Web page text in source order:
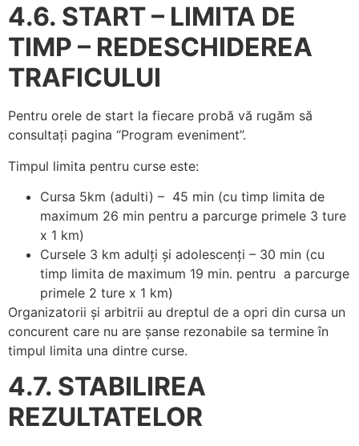
4.6. START – LIMITA DE
TIMP – REDESCHIDEREA
TRAFICULUI
Pentru orele de start la fiecare probă vă rugăm să
consultați pagina “Program eveniment”.
Timpul limita pentru curse este:
Cursa 5km (adulti) – 45 min (cu timp limita de
maximum 26 min pentru a parcurge primele 3 ture
x 1 km)
Cursele 3 km adulți și adolescenți – 30 min (cu
timp limita de maximum 19 min. pentru a parcurge
primele 2 ture x 1 km)
Organizatorii și arbitrii au dreptul de a opri din cursa un
concurent care nu are șanse rezonabile sa termine în
timpul limita una dintre curse.
4.7. STABILIREA
REZULTATELOR